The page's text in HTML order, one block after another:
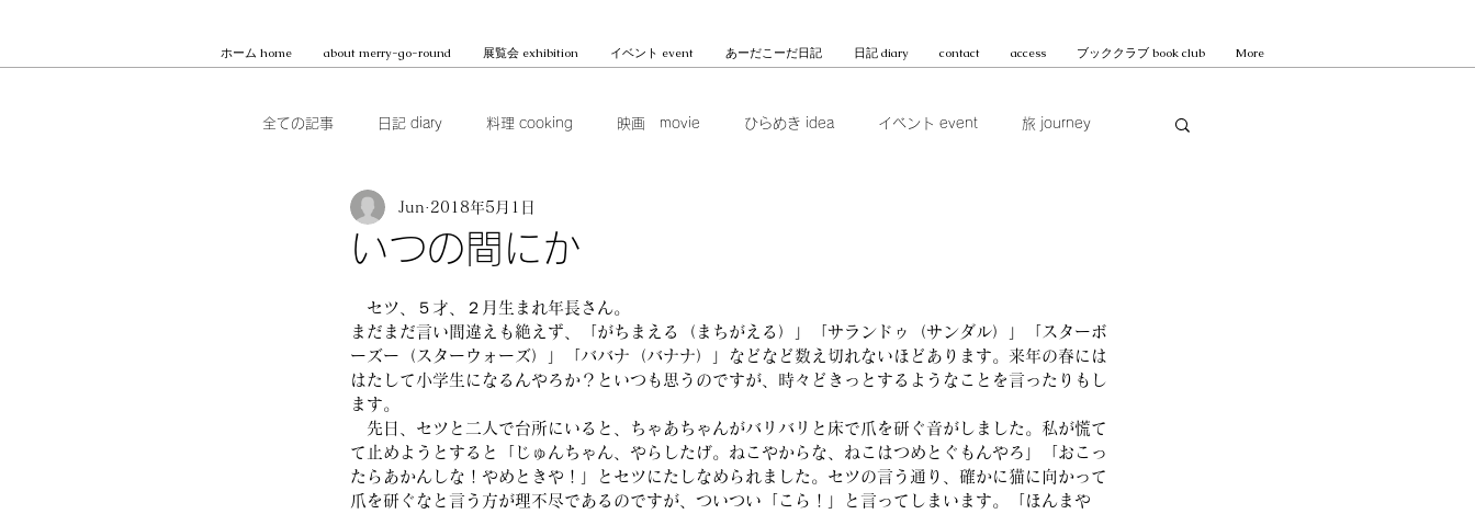
ホーム home about merry-go-round 展覧会 exhibition イベント event あーだこーだ日記 日記 diary contact access ブッククラブ book club More
全ての記事 日記 diary 料理 cooking 映画 movie ひらめき idea イベント event 旅 journey
本 books ブッククラブ book club
MilK JAPON, archive 一子と潤のあーだこーだ日記
いつの間にか
Jun 2018年5月1日
セツ、５才、２月生まれ年長さん。
まだまだ言い間違えも絶えず、「がちまえる（まちがえる）」「サランドゥ（サンダル）」「スターボ
ーズー（スターウォーズ）」「ババナ（バナナ）」などなど数え切れないほどあります。来年の春には
はたして小学生になるんやろか？といつも思うのですが、時々どきっとするようなことを言ったりもし
ます。
先日、セツと二人で台所にいると、ちゃあちゃんがバリバリと床で爪を研ぐ音がしました。私が慌て
て止めようとすると「じゅんちゃん、やらしたげ。ねこやからな、ねこはつめとぐもんやろ」「おこっ
たらあかんしな！やめときや！」とセツにたしなめられました。セツの言う通り、確かに猫に向かって
爪を研ぐなと言う方が理不尽であるのですが、ついつい「こら！」と言ってしまいます。「ほんまや